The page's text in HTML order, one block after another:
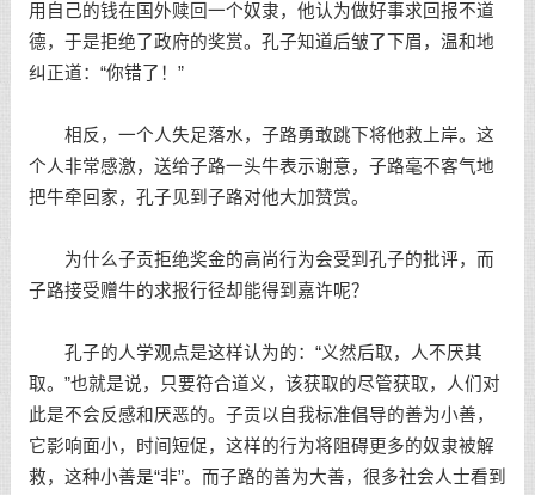
用自己的钱在国外赎回一个奴隶，他认为做好事求回报不道
德，于是拒绝了政府的奖赏。孔子知道后皱了下眉，温和地
纠正道：“你错了！”
相反，一个人失足落水，子路勇敢跳下将他救上岸。这
个人非常感激，送给子路一头牛表示谢意，子路毫不客气地
把牛牵回家，孔子见到子路对他大加赞赏。
为什么子贡拒绝奖金的高尚行为会受到孔子的批评，而
子路接受赠牛的求报行径却能得到嘉许呢？
孔子的人学观点是这样认为的：“义然后取，人不厌其
取。”也就是说，只要符合道义，该获取的尽管获取，人们对
此是不会反感和厌恶的。子贡以自我标准倡导的善为小善，
它影响面小，时间短促，这样的行为将阻碍更多的奴隶被解
救，这种小善是“非”。而子路的善为大善，很多社会人士看到